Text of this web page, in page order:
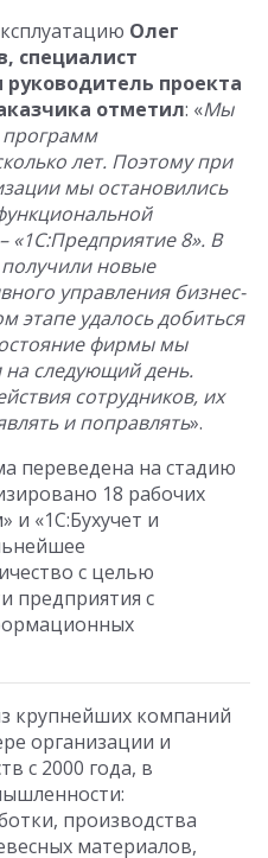
Олег
специалист
руководитель проекта
отметил: «Мы
программ
лет. Поэтому при
мы остановились
8». В
новые
управления бизнес-
этапе удалось добиться
фирмы мы
следующий день.
сотрудников, их
и поправлять».
переведена на стадию
18 рабочих
и «1С:Бухучет и
с целью
предприятия с
крупнейших компаний
организации и
с 2000 года, в
производства
материалов,